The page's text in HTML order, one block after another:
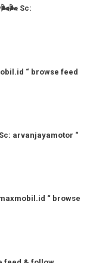
Sc:
“ browse feed
arvanjayamotor “
“ browse